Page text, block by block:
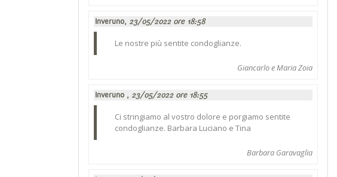
Inveruno, 23/05/2022 ore 18:58
Le nostre più sentite condoglianze.
Giancarlo e Maria Zoia
Inveruno , 23/05/2022 ore 18:55
Ci stringiamo al vostro dolore e porgiamo sentite
condoglianze. Barbara Luciano e Tina
Barbara Garavaglia